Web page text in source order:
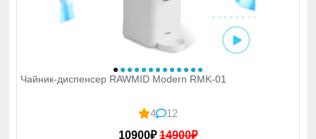
Чайник-диспенсер RAWMID Modern RMK-01
4
12
10900₽ 14900₽